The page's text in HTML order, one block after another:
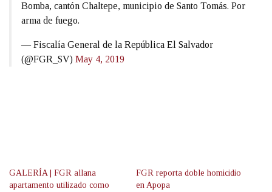
Bomba, cantón Chaltepe, municipio de Santo Tomás. Por
arma de fuego.
— Fiscalía General de la República El Salvador
(@FGR_SV) May 4, 2019
GALERÍA | FGR allana
apartamento utilizado como
FGR reporta doble homicidio
en Apopa